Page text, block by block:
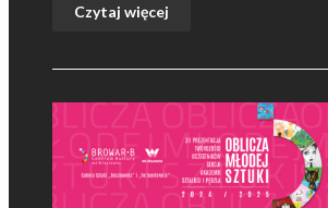
Czytaj więcej